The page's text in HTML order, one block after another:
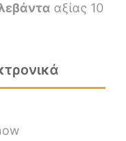
αξίας 10